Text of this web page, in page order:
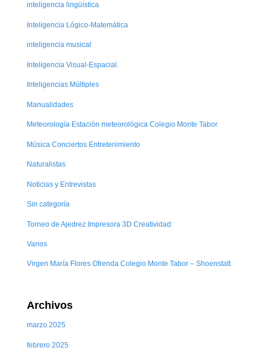
inteligencia lingüística
Inteligencia Lógico-Matemática
inteligencia musical
Inteligencia Visual-Espacial.
Inteligencias Múltiples
Manualidades
Meteorología Estación meteorológica Colegio Monte Tabor
Música Conciertos Entretenimiento
Naturalistas
Noticias y Entrevistas
Sin categoría
Torneo de Ajedrez Impresora 3D Creatividad
Varios
Virgen María Flores Ofrenda Colegio Monte Tabor – Shoenstatt
Archivos
marzo 2025
febrero 2025